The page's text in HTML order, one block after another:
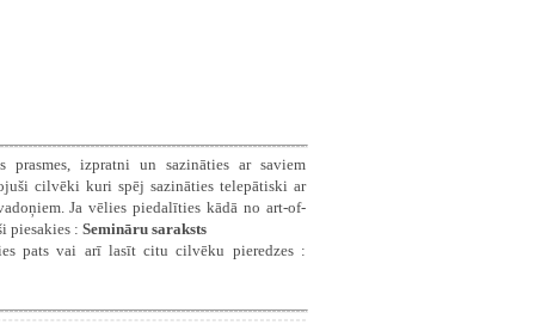
izpratni un sazināties ar saviem
cilvēki kuri spēj sazināties telepātiski ar
Ja vēlies piedalīties kādā no art-of-
piesakies : Semināru saraksts
pats vai arī lasīt citu cilvēku pieredzes :